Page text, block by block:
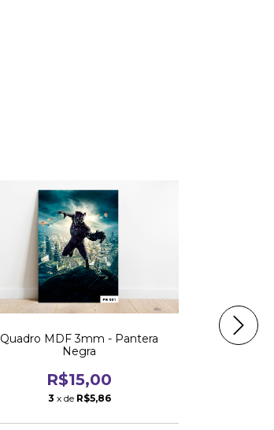
Quadro MDF 3mm - Pantera
Negra
R$15,00
3 x de R$5,86
Quadro